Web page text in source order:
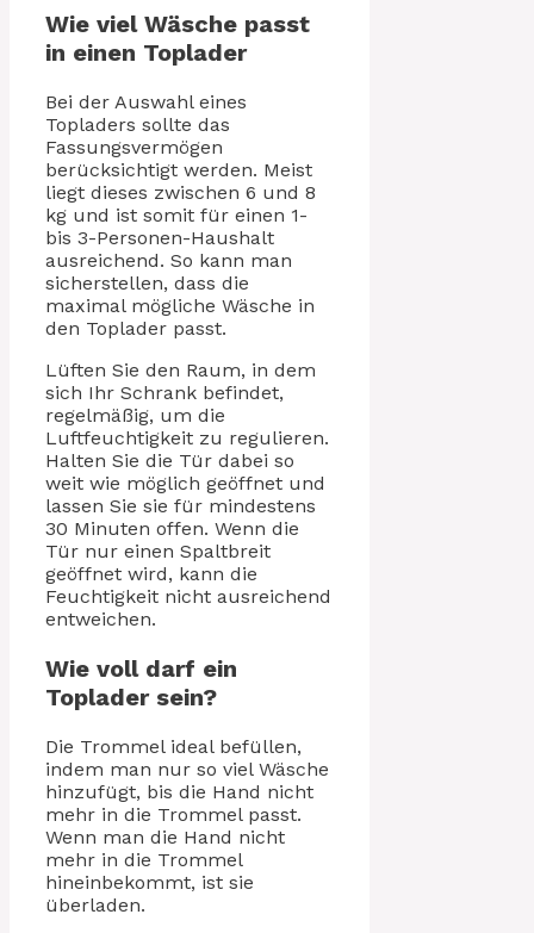
Wie viel Wäsche passt
in einen Toplader
Bei der Auswahl eines
Topladers sollte das
Fassungsvermögen
berücksichtigt werden. Meist
liegt dieses zwischen 6 und 8
kg und ist somit für einen 1-
bis 3-Personen-Haushalt
ausreichend. So kann man
sicherstellen, dass die
maximal mögliche Wäsche in
den Toplader passt.
Lüften Sie den Raum, in dem
sich Ihr Schrank befindet,
regelmäßig, um die
Luftfeuchtigkeit zu regulieren.
Halten Sie die Tür dabei so
weit wie möglich geöffnet und
lassen Sie sie für mindestens
30 Minuten offen. Wenn die
Tür nur einen Spaltbreit
geöffnet wird, kann die
Feuchtigkeit nicht ausreichend
entweichen.
Wie voll darf ein
Toplader sein?
Die Trommel ideal befüllen,
indem man nur so viel Wäsche
hinzufügt, bis die Hand nicht
mehr in die Trommel passt.
Wenn man die Hand nicht
mehr in die Trommel
hineinbekommt, ist sie
überladen.